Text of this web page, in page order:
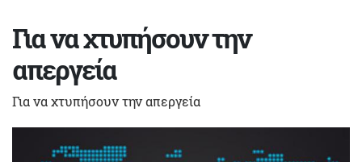
Για να χτυπήσουν την
απεργεία
Για να χτυπήσουν την απεργεία